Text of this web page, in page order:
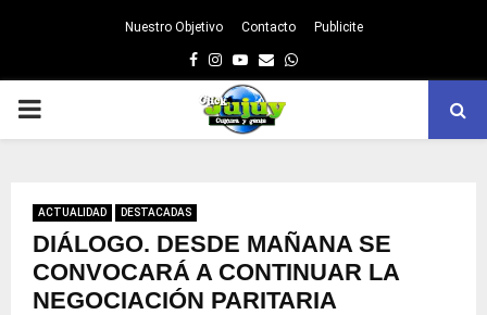
Nuestro Objetivo Contacto Publicite
Facebook
Instagram
Youtube
EmailWhatsapp
PRIMARY
ACTUALIDAD DESTACADAS
DIÁLOGO. DESDE MAÑANA SE
CONVOCARÁ A CONTINUAR LA
NEGOCIACIÓN PARITARIA